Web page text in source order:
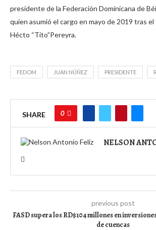
presidente de la Federación Dominicana de
quien asumió el cargo en mayo de 2019 tras
Hécto “Tito”Pereyra.
FEDOM JUAN NÚÑEZ PRESIDENTE
SHARE 0
NELSON
previous post
FASD supera los RD$104 millones en
de cuencas